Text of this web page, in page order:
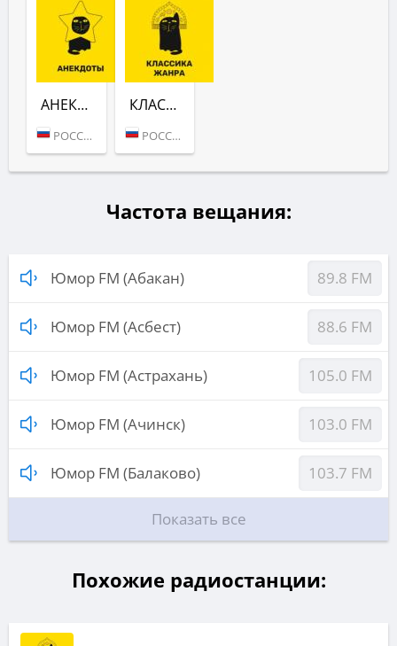
АНЕКДОТЫ (ЮМОР FM)
РОССИЯ (МОСКВА)
КЛАССИКА ЖАНРА (ЮМОР FM)
РОССИЯ (МОСКВА)
Частота вещания:
Юмор FM (Абакан) 89.8 FM
Юмор FM (Асбест) 88.6 FM
Юмор FM (Астрахань) 105.0 FM
Юмор FM (Ачинск) 103.0 FM
Юмор FM (Балаково) 103.7 FM
Показать все
Похожие радиостанции: